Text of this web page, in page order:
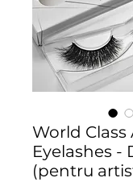
World Class
Eyelashes -
(pentru